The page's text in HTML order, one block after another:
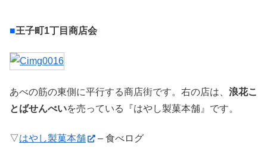
■王子町1丁目商店会
あべの筋の東側に平行する商店街です。右の店は、 浪花こ
とばせんべいを売っている『はやし製菓本舗』です。
▽はやし製菓本舗 – 食べログ